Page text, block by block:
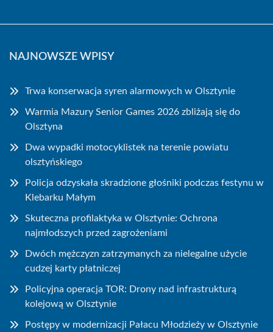
NAJNOWSZE WPISY
Trwa konserwacja syren alarmowych w Olsztynie
Warmia Mazury Senior Games 2026 zbliżają się do
Olsztyna
Dwa wypadki motocyklistek na terenie powiatu
olsztyńskiego
Policja odzyskała skradzione głośniki podczas festynu w
Klebarku Małym
Skuteczna profilaktyka w Olsztynie: Ochrona
najmłodszych przed zagrożeniami
Dwóch mężczyzn zatrzymanych za nielegalne użycie
cudzej karty płatniczej
Policyjna operacja TOR: Drony nad infrastrukturą
kolejową w Olsztynie
Postępy w modernizacji Pałacu Młodzieży w Olsztynie